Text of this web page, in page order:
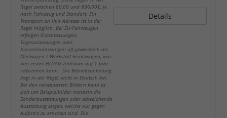
Regel zwischen 60,00 und 890,00€, je
nach Fahrzeug und Standort. Ein
Transport an Ihre Adresse ist in der
Regel möglich. Bei EU-Fahrzeugen
erfolgen Erstzulassungen,
Tageszulassungen oder
Kurzzeitzulassungen oft gewerblich als
Mietwagen / Werkstatt Ersatzwagen, was
den ersten HU/AU Zeitraum auf 1 Jahr
reduzieren kann. Die Betriebsanleitung
liegt in der Regel nicht in Deutsch bei.
Bei den verwendeten Bildern kann es
sich um Beispielbilder handeln die
Sonderausstattungen oder abweichende
Ausstattung zeigen, welche nur gegen
Aufpreis zu erhalten sind. Die
Details